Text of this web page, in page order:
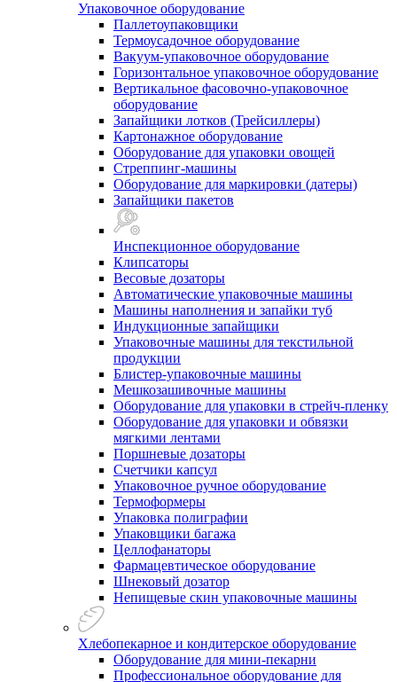
Упаковочное оборудование
Паллетоупаковщики
Термоусадочное оборудование
Вакуум-упаковочное оборудование
Горизонтальное упаковочное оборудование
Вертикальное фасовочно-упаковочное
оборудование
Запайщики лотков (Трейсиллеры)
Картонажное оборудование
Оборудование для упаковки овощей
Стреппинг-машины
Оборудование для маркировки (датеры)
Запайщики пакетов
Инспекционное оборудование
Клипсаторы
Весовые дозаторы
Автоматические упаковочные машины
Машины наполнения и запайки туб
Индукционные запайщики
Упаковочные машины для текстильной
продукции
Блистер-упаковочные машины
Мешкозашивочные машины
Оборудование для упаковки в стрейч-пленку
Оборудование для упаковки и обвязки
мягкими лентами
Поршневые дозаторы
Счетчики капсул
Упаковочное ручное оборудование
Термоформеры
Упаковка полиграфии
Упаковщики багажа
Целлофанаторы
Фармацевтическое оборудование
Шнековый дозатор
Непищевые скин упаковочные машины
Хлебопекарное и кондитерское оборудование
Оборудование для мини-пекарни
Профессиональное оборудование для